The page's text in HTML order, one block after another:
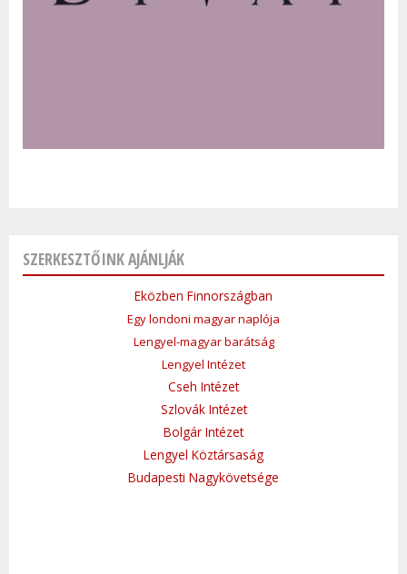
SZERKESZTŐINK AJÁNLJÁK
Eközben Finnországban
Egy londoni magyar naplója
Lengyel-magyar barátság
Lengyel Intézet
Cseh Intézet
Szlovák Intézet
Bolgár Intézet
Lengyel Köztársaság
Budapesti Nagykövetsége